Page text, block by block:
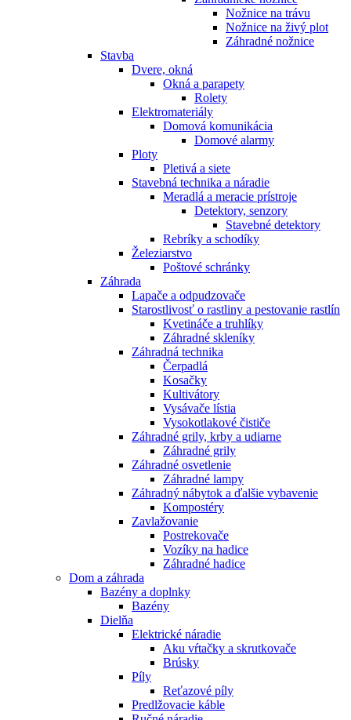
Nožnice na trávu
Nožnice na živý plot
Záhradné nožnice
Stavba
Dvere, okná
Okná a parapety
Rolety
Elektromateriály
Domová komunikácia
Domové alarmy
Ploty
Pletivá a siete
Stavebná technika a náradie
Meradlá a meracie prístroje
Detektory, senzory
Stavebné detektory
Rebríky a schodíky
Železiarstvo
Poštové schránky
Záhrada
Lapače a odpudzovače
Starostlivosť o rastliny a pestovanie rastlín
Kvetináče a truhlíky
Záhradné skleníky
Záhradná technika
Čerpadlá
Kosačky
Kultivátory
Vysávače lístia
Vysokotlakové čističe
Záhradné grily, krby a udiarne
Záhradné grily
Záhradné osvetlenie
Záhradné lampy
Záhradný nábytok a ďalšie vybavenie
Kompostéry
Zavlažovanie
Postrekovače
Vozíky na hadice
Záhradné hadice
Dom a záhrada
Bazény a doplnky
Bazény
Dielňa
Elektrické náradie
Aku vŕtačky a skrutkovače
Brúsky
Píly
Reťazové píly
Predlžovacie káble